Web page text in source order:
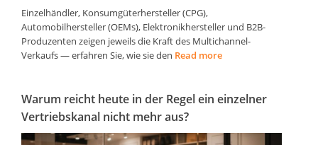
Einzelhändler, Konsumgüterhersteller (CPG),
Automobilhersteller (OEMs), Elektronikhersteller und B2B-
Produzenten zeigen jeweils die Kraft des Multichannel-
Verkaufs — erfahren Sie, wie sie den Read more
Warum reicht heute in der Regel ein einzelner
Vertriebskanal nicht mehr aus?